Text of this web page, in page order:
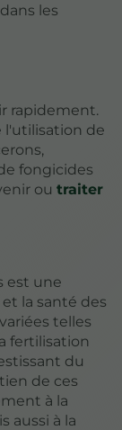
les
rapidement.
l'utilisation de
fongicides
ou traiter
est une
la santé des
telles
fertilisation
du
de ces
à la
aussi à la